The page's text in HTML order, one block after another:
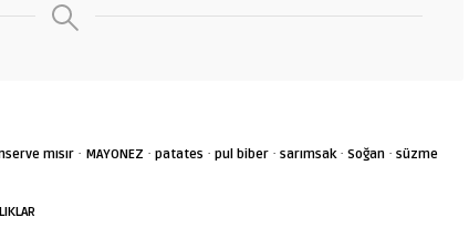
mısır · MAYONEZ · patates · pul biber · sarımsak· Soğan · süzme